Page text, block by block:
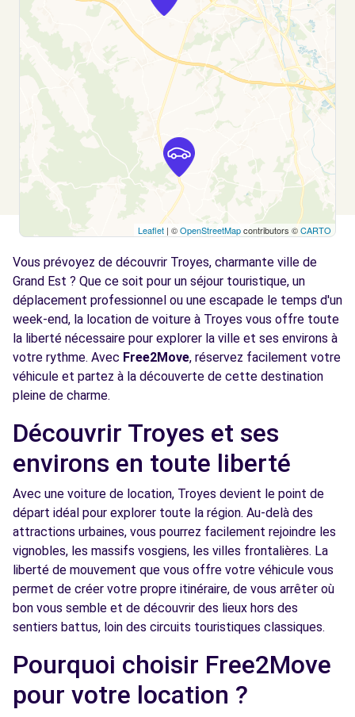
VILLERY, 10320
Leaflet | ©OpenStreetMapcontributors ©CARTO
Vous prévoyez de découvrir Troyes, charmante ville de
Grand Est ? Que ce soit pour un séjour touristique, un
déplacement professionnel ou une escapade le temps d'un
week-end, la location de voiture à Troyes vous offre toute
la liberté nécessaire pour explorer la ville et ses environs à
votre rythme. Avec Free2Move, réservez facilement votre
véhicule et partez à la découverte de cette destination
pleine de charme.
Découvrir Troyes et ses
environs en toute liberté
Avec une voiture de location, Troyes devient le point de
départ idéal pour explorer toute la région. Au-delà des
attractions urbaines, vous pourrez facilement rejoindre les
vignobles, les massifs vosgiens, les villes frontalières. La
liberté de mouvement que vous offre votre véhicule vous
permet de créer votre propre itinéraire, de vous arrêter où
bon vous semble et de découvrir des lieux hors des
sentiers battus, loin des circuits touristiques classiques.
Pourquoi choisir Free2Move
pour votre location ?